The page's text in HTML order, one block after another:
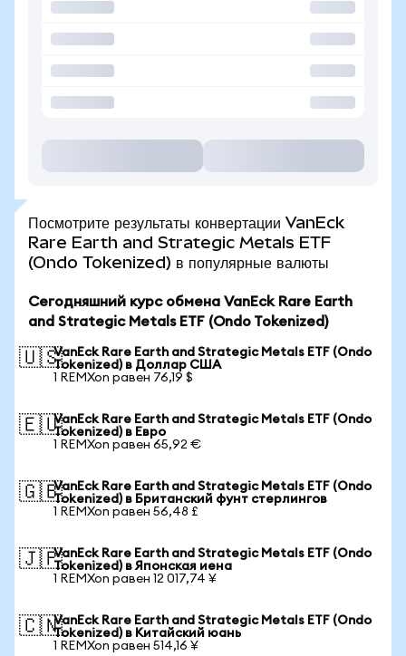
Посмотрите результаты конвертации VanEck
Rare Earth and Strategic Metals ETF
(Ondo Tokenized) в популярные валюты
Сегодняшний курс обмена VanEck Rare Earth
and Strategic Metals ETF (Ondo Tokenized)
🇺🇸VanEck Rare Earth and Strategic Metals ETF (Ondo
Tokenized) в Доллар США
1 REMXon равен 76,19 $
🇪🇺VanEck Rare Earth and Strategic Metals ETF (Ondo
Tokenized) в Евро
1 REMXon равен 65,92 €
🇬🇧VanEck Rare Earth and Strategic Metals ETF (Ondo
Tokenized) в Британский фунт стерлингов
1 REMXon равен 56,48 £
🇯🇵VanEck Rare Earth and Strategic Metals ETF (Ondo
Tokenized) в Японская иена
1 REMXon равен 12 017,74 ¥
🇨🇳VanEck Rare Earth and Strategic Metals ETF (Ondo
Tokenized) в Китайский юань
1 REMXon равен 514,16 ¥